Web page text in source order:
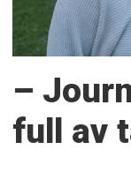
–
full av